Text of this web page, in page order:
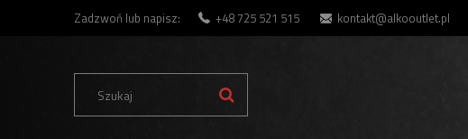
Zadzwoń lub napisz: +48 725 521 515 kontakt@alkooutlet.pl